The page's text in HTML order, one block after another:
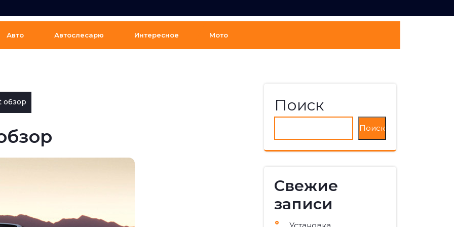
Авто Автослесарю Интересное Мото
обзор Поиск
Поиск
Свежие
записи